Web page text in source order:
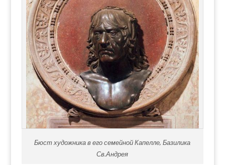
Бюст художника в его семейной Капелле, Базилика
Св.Андрея